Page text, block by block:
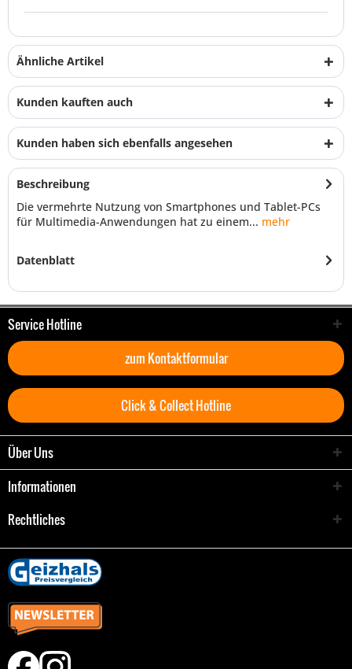
Ähnliche Artikel
Kunden kauften auch
Kunden haben sich ebenfalls angesehen
Beschreibung
Die vermehrte Nutzung von Smartphones und Tablet-PCs
für Multimedia-Anwendungen hat zu einem... mehr
Datenblatt
Service Hotline
zum Kontaktformular
Click & Collect Hotline
Über Uns
Informationen
Rechtliches